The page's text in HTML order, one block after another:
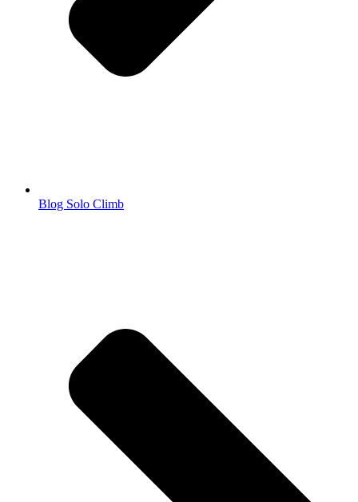
Blog Solo Climb